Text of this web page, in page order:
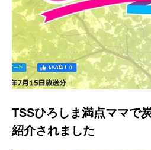
TSSひろしま満点ママで
紹介されました